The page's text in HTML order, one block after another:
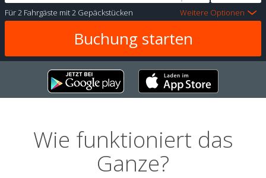
Für2 Fahrgäste mit2 Gepäckstücken Weitere Optionen
Wie funktioniert das
Ganze?